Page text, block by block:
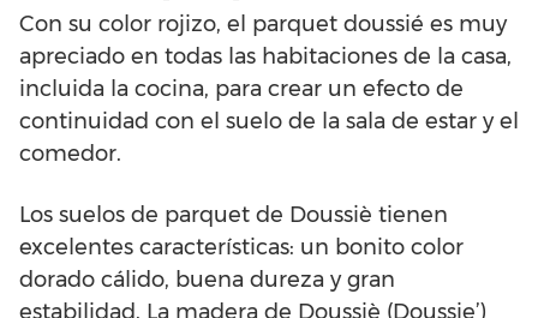
Con su color rojizo, el parquet doussié es muy
apreciado en todas las habitaciones de la casa,
incluida la cocina, para crear un efecto de
continuidad con el suelo de la sala de estar y el
comedor.
Los suelos de parquet de Doussiè tienen
excelentes características: un bonito color
dorado cálido, buena dureza y gran
estabilidad. La madera de Doussiè (Doussie’)